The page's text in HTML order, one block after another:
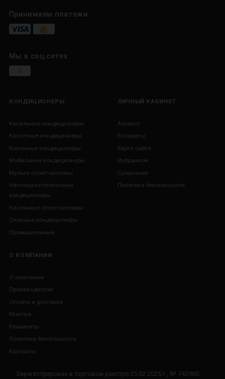
Принимаем платежи
Мы в соц.сетях
КОНДИЦИОНЕРЫ
Канальные кондиционеры
Кассетные кондиционеры
Колонные кондиционеры
Мобильные кондиционеры
Мульти сплит-системы
Напольно-потолочные
кондиционеры
Настенные сплит-системы
Оконные кондиционеры
Промышленные
ЛИЧНЫЙ КАБИНЕТ
Аккаунт
Возвраты
Карта сайта
Избранное
Сравнение
Политика безопасности
О КОМПАНИИ
О компании
Производители
Оплата и доставка
Монтаж
Реквизиты
Политика безопасности
Контакты
Зарегистрирован в торговом реестре 25.02.2025 г., № 742960.